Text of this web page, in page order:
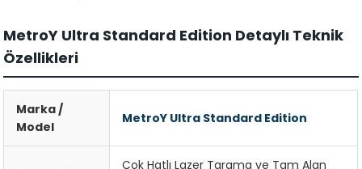
MetroY Ultra Standard Edition Detaylı Teknik
Özellikleri
Marka /
Model
MetroY Ultra Standard Edition
Çok Hatlı Lazer Tarama ve Tam Alan